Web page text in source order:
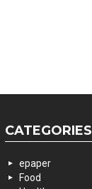
CATEGORIES
epaper
Food